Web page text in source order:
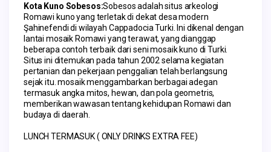
Kota Kuno Sobesos:Sobesos adalah situs arkeologi
Romawi kuno yang terletak di dekat desa modern
Şahinefendi di wilayah Cappadocia Turki. Ini dikenal dengan
lantai mosaik Romawi yang terawat, yang dianggap
beberapa contoh terbaik dari seni mosaik kuno di Turki.
Situs ini ditemukan pada tahun 2002 selama kegiatan
pertanian dan pekerjaan penggalian telah berlangsung
sejak itu. mosaik menggambarkan berbagai adegan
termasuk angka mitos, hewan, dan pola geometris,
memberikan wawasan tentang kehidupan Romawi dan
budaya di daerah.
LUNCH TERMASUK ( ONLY DRINKS EXTRA FEE)